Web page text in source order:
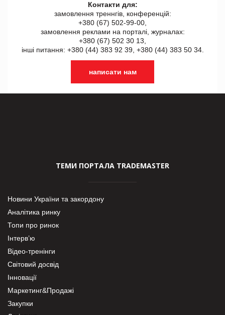
Контакти для:
замовлення треннгів, конференцій:
+380 (67) 502-99-00,
замовлення реклами на порталі, журналах:
+380 (67) 502 30 13,
інші питання: +380 (44) 383 92 39, +380 (44) 383 50 34.
написати нам
ТЕМИ ПОРТАЛА TRADEMASTER
Новини України та закордону
Аналітика ринку
Топи про ринок
Інтерв’ю
Відео-тренінги
Світовий досвід
Інновації
Маркетинг&Продажі
Закупки